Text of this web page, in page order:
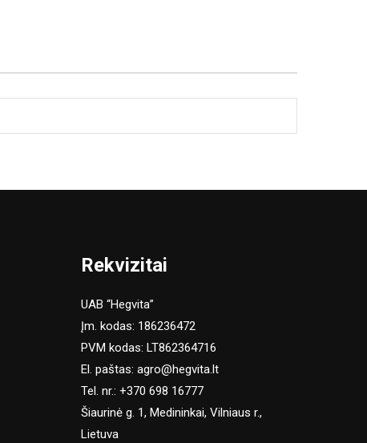
Rekvizitai
UAB “Hegvita”
Įm. kodas: 186236472
PVM kodas: LT862364716
El. paštas: agro@hegvita.lt
Tel. nr.: +370 698 16777
Šiaurinė g. 1, Medininkai, Vilniaus r.,
Lietuva